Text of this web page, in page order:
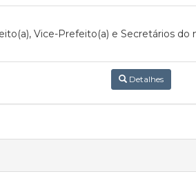
Vice-Prefeito(a) e Secretários
Detalhes